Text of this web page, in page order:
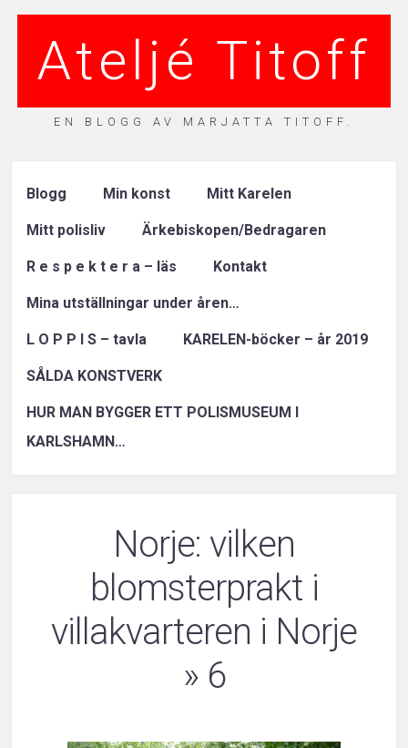
Ateljé Titoff
EN BLOGG AV MARJATTA TITOFF.
Blogg Min konst Mitt Karelen
Mitt polisliv Ärkebiskopen/Bedragaren
R e s p e k t e r a – läs Kontakt
Mina utställningar under åren…
L O P P I S – tavla KARELEN-böcker – år 2019
SÅLDA KONSTVERK
HUR MAN BYGGER ETT POLISMUSEUM I
KARLSHAMN…
Norje: vilken
blomsterprakt i
villakvarteren i Norje
» 6